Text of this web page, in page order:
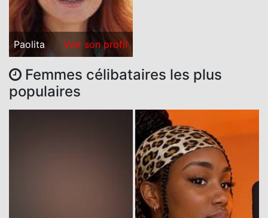
Paolita Voir son profil
Femmes célibataires les plus
populaires